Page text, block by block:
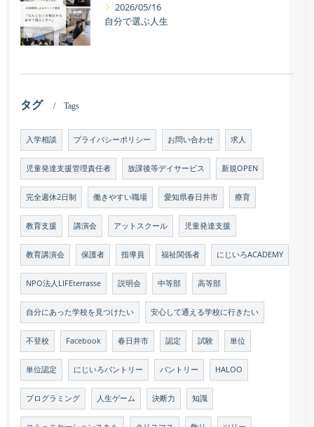
2026/05/16
自分で選ぶ人生
タグ Tags
入学相談 プライバシーポリシー お問い合わせ 求人
児童発達支援管理責任者 放課後等デイサービス 新規OPEN
完全週休2日制 働きやすい職場 愛知県春日井市 療育
教育支援 講演会 アットスクール 児童発達支援
教育講演会 保護者 指導員 福祉関係者 にじいろACADEMY
NPO法人LIFEterrasse 説明会 中等部 高等部
自分にあった学校を見つけたい 安心して通える学校に行きたい
不登校 Facebook 春日井市 認定 試験 単位
単位認定 にじいろパントリー パントリー HALOO
プログラミング 人生ゲーム 決断力 知識